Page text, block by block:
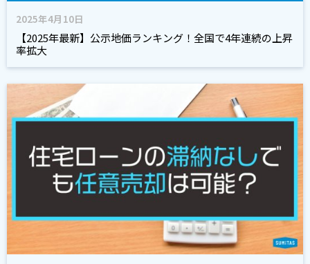
2025年4月10日
【2025年最新】公示地価ランキング！全国で4年連続の上昇
率拡大